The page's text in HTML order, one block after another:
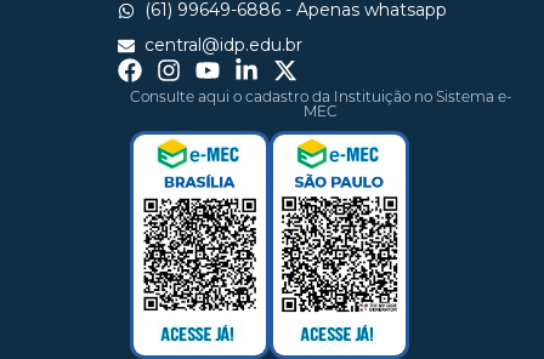
(61) 99649-6886 - Apenas whatsapp
central@idp.edu.br
Consulte aqui o cadastro da Instituição no Sistema e-
MEC